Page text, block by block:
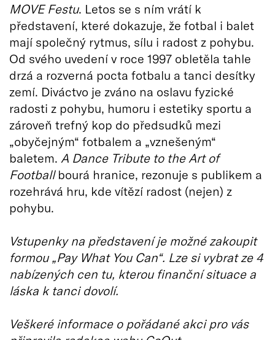
MOVE Festu. Letos se s ním vrátí k
představení, které dokazuje, že fotbal i balet
mají společný rytmus, sílu i radost z pohybu.
Od svého uvedení v roce 1997 obletěla tahle
drzá a rozverná pocta fotbalu a tanci desítky
zemí. Diváctvo je zváno na oslavu fyzické
radosti z pohybu, humoru i estetiky sportu a
zároveň trefný kop do předsudků mezi
„obyčejným“ fotbalem a „vznešeným“
baletem. A Dance Tribute to the Art of
Footballbourá hranice, rezonuje s publikem a
rozehrává hru, kde vítězí radost (nejen) z
pohybu.
Vstupenky na představení je možné zakoupit
formou „Pay What You Can“. Lze si vybrat ze 4
nabízených cen tu, kterou finanční situace a
láska k tanci dovolí.
Veškeré informace o pořádané akci pro vás